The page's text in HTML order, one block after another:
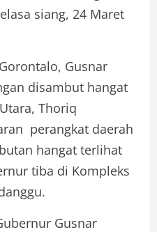
siang, 24 Maret
Gusnar
disambut hangat
Thoriq
perangkat daerah
hangat terlihat
tiba di Kompleks
Gusnar